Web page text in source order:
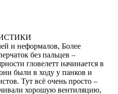
и неформалов, Более
без пальцев –
гловелетт начинается в
были в ходу у панков и
Тут всё очень просто –
хорошую вентиляцию,